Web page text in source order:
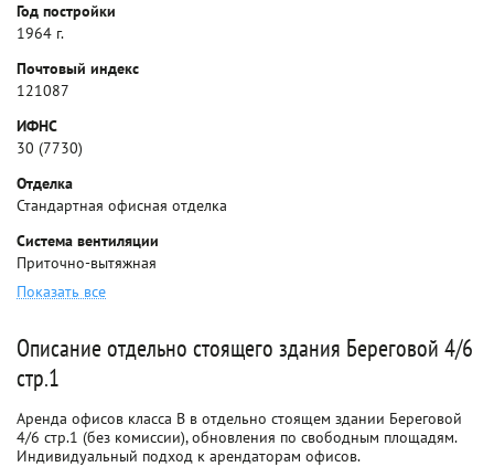
Год постройки
1964 г.
Почтовый индекс
121087
ИФНС
30 (7730)
Отделка
Стандартная офисная отделка
Система вентиляции
Приточно-вытяжная
Показать все
Описание отдельно стоящего здания Береговой 4/6
стр.1
Аренда офисов класса B в отдельно стоящем здании Береговой
4/6 стр.1 (без комиссии), обновления по свободным площадям.
Индивидуальный подход к арендаторам офисов.